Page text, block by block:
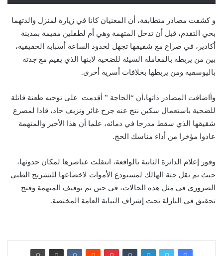
و كشفت مصادر متطابقة، أن المعنيان كانا في زيارة لمنزل والدتهما
بحي التقدم، قبل أن تدخل المتهمة وهي أم لطفلين مقيمة بمدينة
أكادير، في صراع مع شقيقها تجهل لحدود الساعة أسبابه الحقيقية،
بين من يربطه بالمعاملة السيئة للضحية لابنها الذي يقيم مع جدته
باليوسفية ومن يربطها بخلافات أسرية أخرى.
وأاضافت المصادر ذاتها،أن “الحاجة ” أقدمت على توجيه طعنة قاتلة
للضحية باستعمال سكين نتج عنه جرح غائر ونزيف حاد، قادا لمصرع
شقيقها الذي سقط مدرجا في دمائه، علما أن هذا الأخير والمتهمة
عادوا مؤخرا من أداء مناسك الحج.
وفور إعلام الدائرة الثانية بالواقعة، انتقلت عناصرها لمكان حدوثها،
حيث تم نقل جثة الهالك لمستودع الأموات لاخضاعها للتشريح الطبي
الضروري في مثل هذه الحالات، في حين تم توقيف المتهمة وفتح
تحقيق في النازلة تحت إشراف النيابة العامة المختصة.